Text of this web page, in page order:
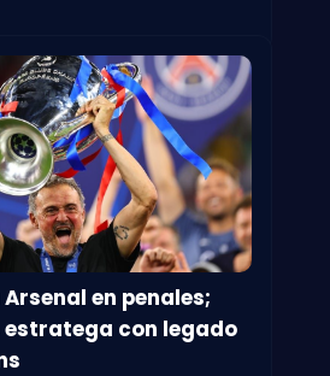
Arsenal en penales;
estratega con legado